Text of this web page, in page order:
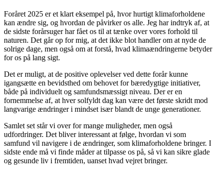
Foråret 2025 er et klart eksempel på, hvor hurtigt klimaforholdene
kan ændre sig, og hvordan de påvirker os alle. Jeg har indtryk af, at
de sidste forårsuger har fået os til at tænke over vores forhold til
naturen. Det går op for mig, at det ikke blot handler om at nyde de
solrige dage, men også om at forstå, hvad klimaændringerne betyder
for os på lang sigt.
Det er muligt, at de positive oplevelser ved dette forår kunne
igangsætte en bevidsthed om behovet for bæredygtige initiativer,
både på individuelt og samfundsmæssigt niveau. Der er en
fornemmelse af, at hver solfyldt dag kan være det første skridt mod
langvarige ændringer i mindset især blandt de unge generationer.
Samlet set står vi over for mange muligheder, men også
udfordringer. Det bliver interessant at følge, hvordan vi som
samfund vil navigere i de ændringer, som klimaforholdene bringer. I
sidste ende må vi finde måder at tilpasse os på, så vi kan sikre glade
og gesunde liv i fremtiden, uanset hvad vejret bringer.